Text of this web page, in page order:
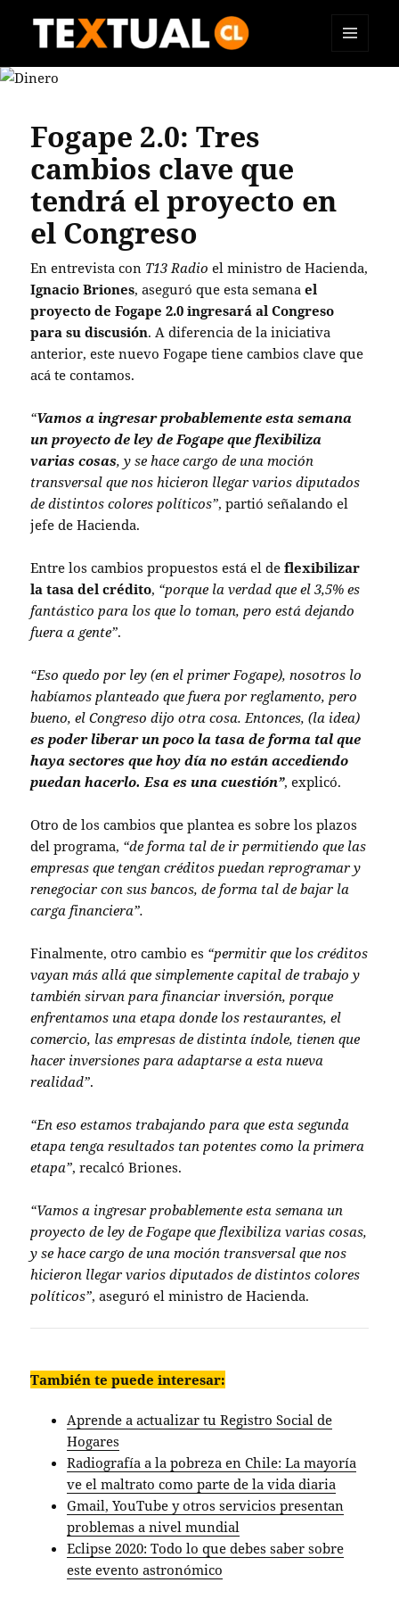
TEXTUAL
Fogape 2.0: Tres
cambios clave que
tendrá el proyecto en
el Congreso
En entrevista con T13 Radio el ministro de Hacienda,
Ignacio Briones, aseguró que esta semanael
proyecto de Fogape 2.0 ingresará al Congreso
para su discusión. A diferencia de la iniciativa
anterior, este nuevo Fogape tiene cambios clave que
acá te contamos.
“Vamos a ingresar probablemente esta semana
un proyecto de ley de Fogape que flexibiliza
varias cosas, y se hace cargo de una moción
transversal que nos hicieron llegar varios diputados
de distintos colores políticos”, partió señalando el
jefe de Hacienda.
Entre los cambios propuestos está el deflexibilizar
la tasa del crédito, “porque la verdad que el 3,5% es
fantástico para los que lo toman, pero está dejando
fuera a gente”.
“Eso quedo por ley (en el primer Fogape), nosotros lo
habíamos planteado que fuera por reglamento, pero
bueno, el Congreso dijo otra cosa. Entonces, (la idea)
es poder liberar un poco la tasa de forma tal que
haya sectores que hoy día no están accediendo
puedan hacerlo. Esa es una cuestión”, explicó.
Otro de los cambios que plantea es sobre los plazos
del programa, “de forma tal de ir permitiendo que las
empresas que tengan créditos puedan reprogramar y
renegociar con sus bancos, de forma tal de bajar la
carga financiera”.
Finalmente, otro cambio es “permitir que los créditos
vayan más allá que simplemente capital de trabajo y
también sirvan para financiar inversión, porque
enfrentamos una etapa donde los restaurantes, el
comercio, las empresas de distinta índole, tienen que
hacer inversiones para adaptarse a esta nueva
realidad”.
“En eso estamos trabajando para que esta segunda
etapa tenga resultados tan potentes como la primera
etapa”, recalcó Briones.
“Vamos a ingresar probablemente esta semana un
proyecto de ley de Fogape que flexibiliza varias cosas,
y se hace cargo de una moción transversal que nos
hicieron llegar varios diputados de distintos colores
políticos”, aseguró el ministro de Hacienda.
También te puede interesar:
Aprende a actualizar tu Registro Social de
Hogares
Radiografía a la pobreza en Chile: La mayoría
ve el maltrato como parte de la vida diaria
Gmail, YouTube y otros servicios presentan
problemas a nivel mundial
Eclipse 2020: Todo lo que debes saber sobre
este evento astronómico